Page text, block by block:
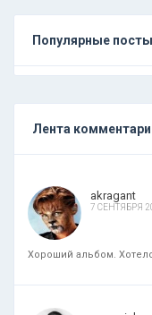
Популярные посты
Лента
akragant
7 СЕНТЯБРЯ
Хороший альбом.